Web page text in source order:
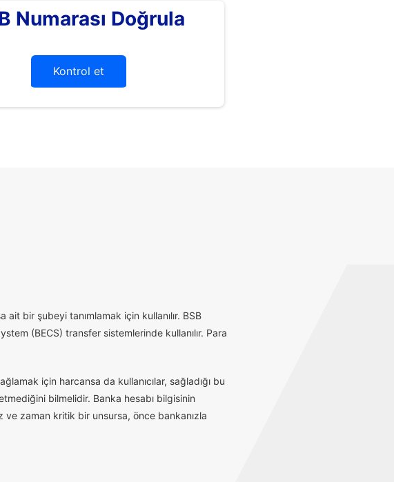
Numarası Doğrula
Kontrol et
bir şubeyi tanımlamak için kullanılır. BSB
(BECS) transfer sistemlerinde kullanılır. Para
için harcansa da kullanıcılar, sağladığı bu
bilmelidir. Banka hesabı bilgisinin
ve zaman kritik bir unsursa, önce bankanızla